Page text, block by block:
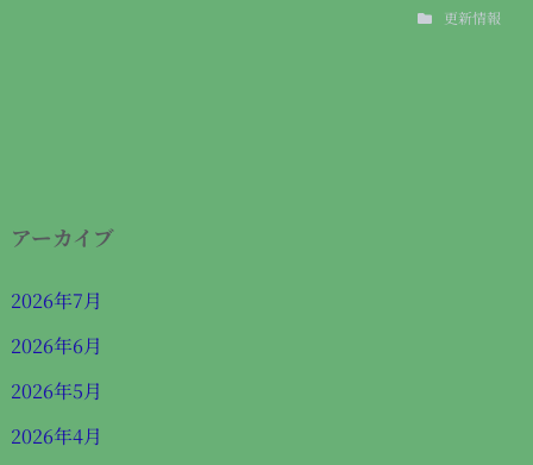
更新情報
アーカイブ
2026年7月
2026年6月
2026年5月
2026年4月